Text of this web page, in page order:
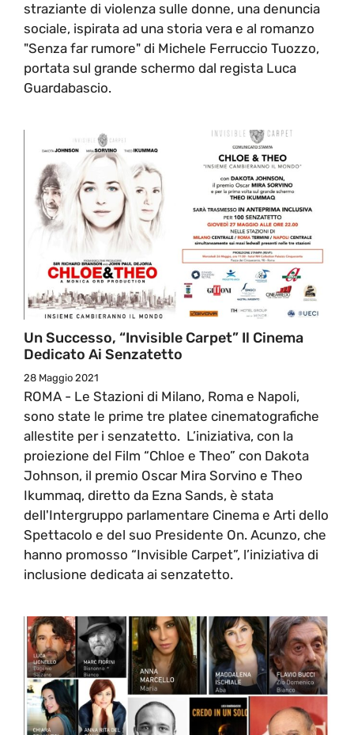
straziante di violenza sulle donne, una denuncia
sociale, ispirata ad una storia vera e al romanzo
"Senza far rumore" di Michele Ferruccio Tuozzo,
portata sul grande schermo dal regista Luca
Guardabascio.
Un Successo, “Invisible Carpet” Il Cinema
Dedicato Ai Senzatetto
28 Maggio 2021
ROMA - Le Stazioni di Milano, Roma e Napoli,
sono state le prime tre platee cinematografiche
allestite per i senzatetto. L’iniziativa, con la
proiezione del Film “Chloe e Theo” con Dakota
Johnson, il premio Oscar Mira Sorvino e Theo
Ikummaq, diretto da Ezna Sands, è stata
dell'Intergruppo parlamentare Cinema e Arti dello
Spettacolo e del suo Presidente On. Acunzo, che
hanno promosso “Invisible Carpet”, l’iniziativa di
inclusione dedicata ai senzatetto.